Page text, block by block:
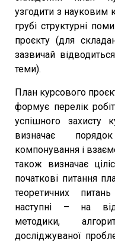
узгодити з
грубі структурні
проєкту (для
зазвичай
теми).
План курсового
формує перелік
успішного захисту
визначає
компонування і
також визначає
початкові питання
теоретичних
наступні – на
методики,
досліджуваної